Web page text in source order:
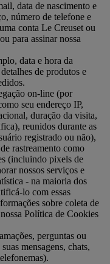
data de nascimento e
número de telefone e
conta Le Creuset ou
para assinar nossa
data e hora da
de produtos e
on-line (por
seu endereço IP,
duração da visita,
reunidos durante as
registrado ou não),
rastreamento como
(incluindo pixels de
nossos serviços e
- na maioria dos
lo com essas
sobre coleta de
Política de Cookies
perguntas ou
mensagens, chats,